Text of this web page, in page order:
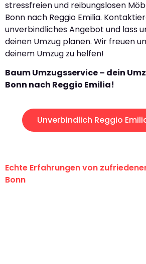
stressfreien und reibungslosen
Bonn nach Reggio Emilia.
unverbindliches Angebot und lass
deinen Umzug planen. Wir freuen
deinem Umzug zu helfen!
Baum Umzugsservice – dein
Bonn nach Reggio Emilia!
Unverbindlich Reggio
Echte Erfahrungen von
Bonn